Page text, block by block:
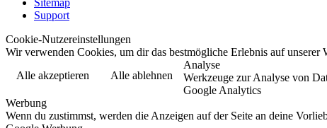
Sitemap
Support
Cookie-Nutzereinstellungen
Wir verwenden Cookies, um dir das bestmögliche Erlebnis auf
Alle akzeptieren
Alle ablehnen
Analyse
Werkzeuge zur Analyse von
Google Analytics
Werbung
Wenn du zustimmst, werden die Anzeigen auf der Seite an deine